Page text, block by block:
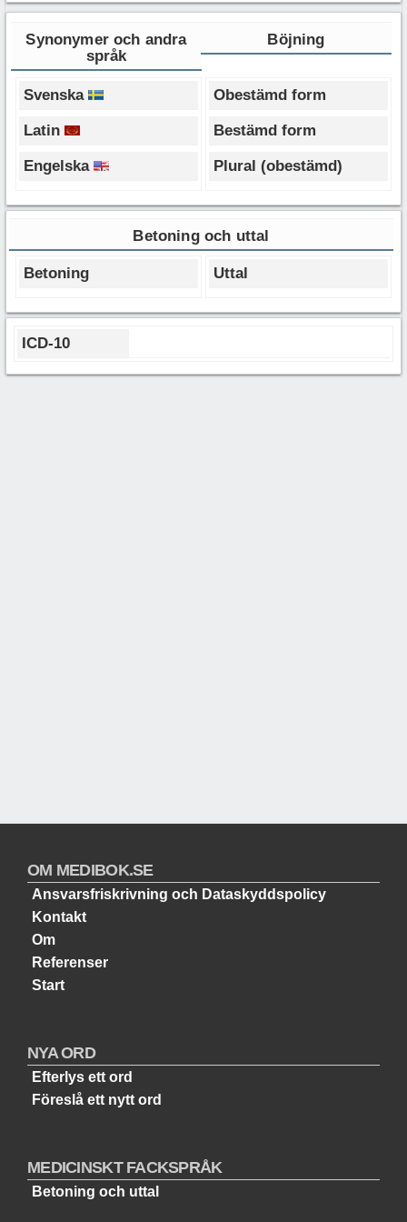
Synonymer och andra
språk
Böjning
Svenska
Latin
Engelska
Obestämd form
Bestämd form
Plural (obestämd)
Betoning och uttal
Betoning Uttal
ICD-10
OM MEDIBOK.SE
Ansvarsfriskrivning och Dataskyddspolicy
Kontakt
Om
Referenser
Start
NYA ORD
Efterlys ett ord
Föreslå ett nytt ord
MEDICINSKT FACKSPRÅK
Betoning och uttal